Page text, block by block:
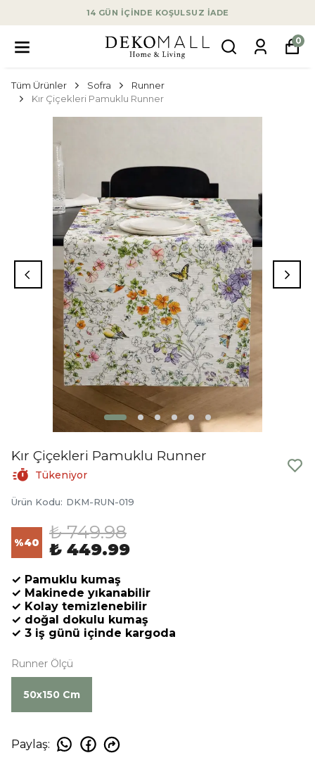
14 GÜN İÇİNDE KOŞULSUZ İADE
0
Tüm Ürünler Sofra
Runner
Kır Çiçekleri Pamuklu Runner
Kır Çiçekleri Pamuklu Runner
Tükeniyor
Ürün Kodu: DKM-RUN-019
%40 ₺ 749.98
₺ 449.99
✓ Pamuklu kumaş
✓ Makinede yıkanabilir
✓ Kolay temizlenebilir
✓ doğal dokulu kumaş
✓ 3 iş günü içinde kargoda
Runner Ölçü
50x150 Cm
Paylaş: